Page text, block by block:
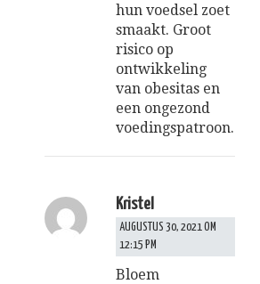
hun voedsel zoet
smaakt. Groot
risico op
ontwikkeling
van obesitas en
een ongezond
voedingspatroon.
Kristel
AUGUSTUS 30, 2021 OM
12:15 PM
Bloem